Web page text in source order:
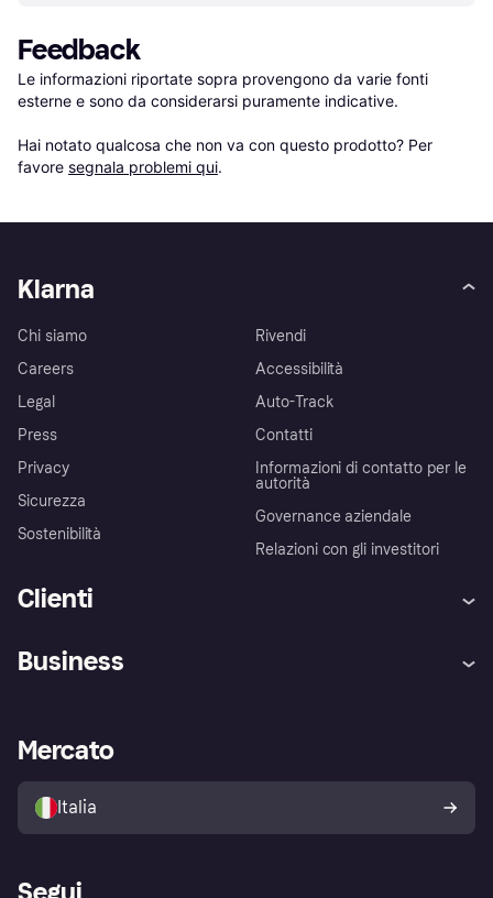
Feedback
Le informazioni riportate sopra provengono da varie fonti
esterne e sono da considerarsi puramente indicative.
Hai notato qualcosa che non va con questo prodotto? Per
favore segnala problemi qui.
Klarna
Chi siamo
Careers
Legal
Press
Privacy
Sicurezza
Sostenibilità
Rivendi
Accessibilità
Auto-Track
Contatti
Informazioni di contatto per le
autorità
Governance aziendale
Relazioni con gli investitori
Clienti
Assistenza
Esplora i negozi
Politica di protezione
dell'acquirente Klarna
Business
Accesso aziende
Mercato
Italia